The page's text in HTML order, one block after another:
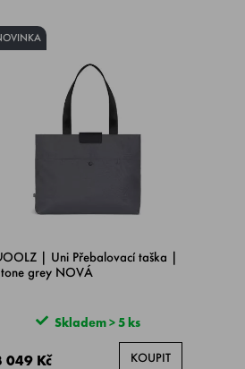
| Uni Přebalovací taška |
grey NOVÁ
Skladem > 5 ks
049 Kč KOUPIT